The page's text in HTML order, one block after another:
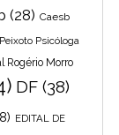
(28) Caesb
Psicóloga
Rogério Morro
DF (38)
EDITAL DE